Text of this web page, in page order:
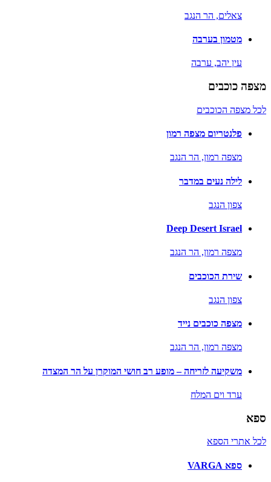
צאלים, הר הנגב
מטמון בערבה
עין יהב, ערבה
מצפה כוכבים
לכל מצפה הכוכבים
פלנטריום מצפה רמון
מצפה רמון, הר הנגב
לילה נעים במדבר
צפון הנגב
Deep Desert Israel
מצפה רמון, הר הנגב
שירת הכוכבים
צפון הנגב
מצפה כוכבים נייד
מצפה רמון, הר הנגב
משקיעה לזריחה – מופע רב חושי המוקרן על הר המצדה
ערד וים המלח
ספא
לכל אתרי הספא
ספא VARGA